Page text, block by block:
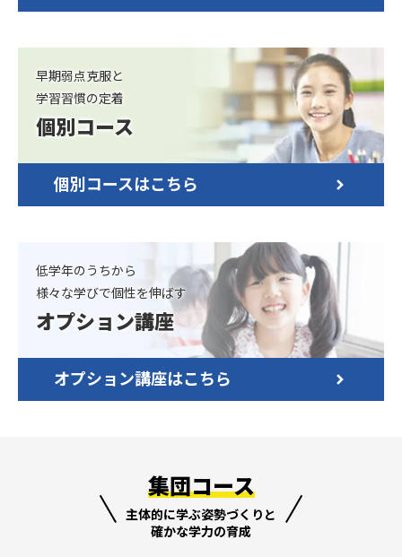
早期弱点克服と
学習習慣の定着
個別コース
個別コースはこちら
低学年のうちから
様々な学びで個性を伸ばす
オプション講座
オプション講座はこちら
集団コース
主体的に学ぶ姿勢づくりと
確かな学力の育成